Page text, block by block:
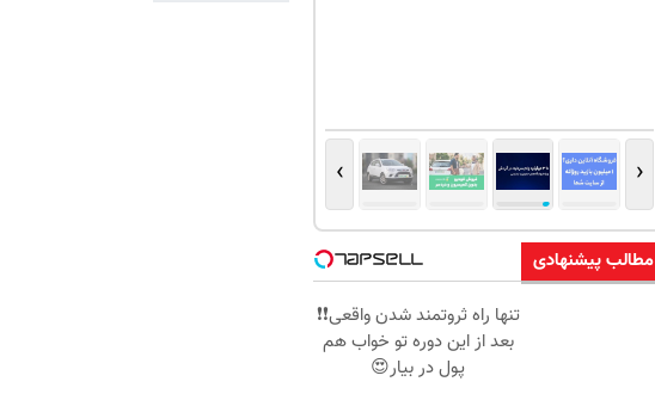
‹
›
مطالب پیشنهادی
تنها راه ثروتمند شدن واقعی❗❗
بعد از این دوره تو خواب هم
پول در بیار😍